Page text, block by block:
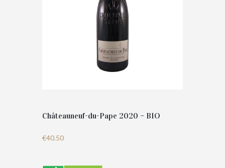
Châteauneuf-du-Pape 2020 – BIO
€40.50